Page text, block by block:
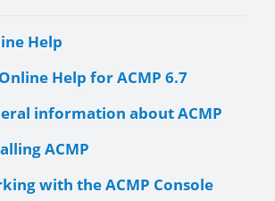
Help
Help for ACMP 6.7
information about ACMP
ACMP
with the ACMP Console